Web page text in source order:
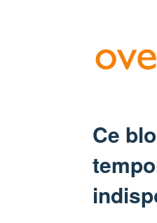
Ce